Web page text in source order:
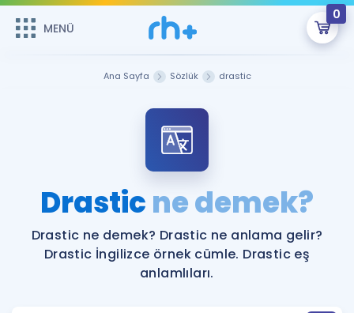
MENÜ
0
ÜYE DEĞİLİM
Sepetin Şu An Boş.
Remzi Hoca ile seni sınava hazırlayacak onlarca eğitim seni
bekliyor!
MENÜ
Faydalı Araçlar
Ana Sayfa Sözlük drastic
Drasticne demek?
Drastic ne demek? Drastic ne anlama gelir?
Drastic İngilizce örnek cümle. Drastic eş
anlamlıları.